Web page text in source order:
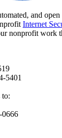
and
Internet
nonprofit work
5401
to:
0666